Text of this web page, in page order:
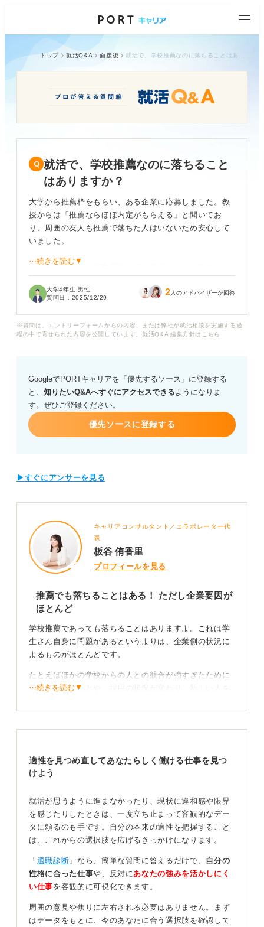
トップ 就活Q&A 面接後
就活で、学校推薦なのに落ちること
はありますか？
大学から推薦枠をもらい、ある企業に応募しました。教
授からは「推薦ならほぼ内定がもらえる」と聞いてお
り、周囲の友人も推薦で落ちた人はいないため安心して
いました。
しかし面接を終えて数日経っても連絡がなく、急に「も
す。
また推薦で落ちる可能性がある場合の理由や、今からで
きる準備、気持ちの切り替え方についても教えていただ
きたいです。
⋯続きを読む▼
大学4年生 男性
質問日： 2025/12/29 2 人のアドバイザーが回答
※質問は、エントリーフォームからの内容、または弊社が就活相談を実施する過
程の中で寄せられた内容を公開しています。就活Q&A 編集方針は こちら
GoogleでPORTキャリアを「優先するソース」に登録する
と、 知りたいQ&Aへすぐにアクセスできるようになりま
す。ぜひご登録ください。
優先ソースに登録する
▶すぐにアンサーを見る
キャリアコンサルタント／コラボレーター代
表
板谷 侑香里
プロフィールを見る
推薦でも落ちることはある！ ただし企業要因が
ほとんど
学校推薦であっても落ちることはありますよ。これは学
生さん自身に問題があるというよりは、企業側の状況に
よるものがほとんどです。
たとえばほかの学校からの人との競合が強すぎたために
落ちてしまうことや、採用の状況が変わり、新しい人を
推薦だからと油断しないで！ 企業理解を深めておこ
う
ただ学生要因で不合格になることもあります。その場合
の要因としては、推薦だからほぼ内定がもらえると思っ
て、企業理解をほとんどしていないことが挙げられま
す。
「推薦だから良いや」と思ってあまり対策をしていなか
ったことも可能性としては考えられます。
など、どういう質問をされてどういうふうに答えたかを
もう一度精査しましょう。
⋯続きを読む▼
適性を見つめ直してあなたらしく働ける仕事を見つ
けよう
就活が思うように進まなかったり、現状に違和感や限界
を感じたりしたときは、一度立ち止まって客観的なデー
タに頼るのも手です。自分の本来の適性を把握すること
は、これからの選択肢を広げるきっかけになります。
「 適職診断 」なら、簡単な質問に答えるだけで、 自分の
性格に合った仕事や、反対に あなたの強みを活かしにく
い仕事を客観的に可視化できます。
周囲の意見や焦りに左右される必要はありません。まず
はデータをもとに、今のあなたに合う選択肢を確認して